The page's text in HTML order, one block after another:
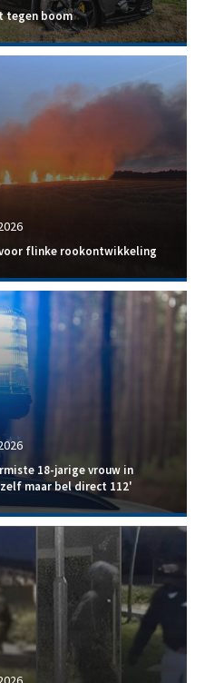
tegen boom
flinke rookontwikkeling
18-jarige vrouw in
maar bel direct 112'